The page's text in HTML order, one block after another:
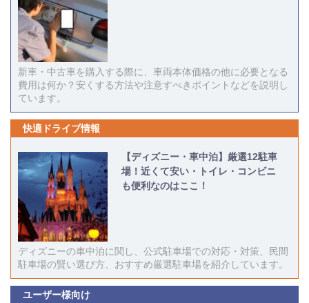
新車・中古車を購入する際に、車両本体価格の他に必要となる
費用は何か？安くする方法や注意すべきポイントなどを説明し
ています。
快適ドライブ情報
【ディズニー・車中泊】厳選12駐車
場！近くて安い・トイレ・コンビニ
も便利なのはここ！
ディズニーの車中泊に関し、公式駐車場での対応・対策、民間
駐車場の賢い選び方、おすすめ厳選駐車場を紹介しています。
ユーザー様向け